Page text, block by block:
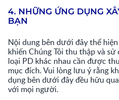
4. NHỮNG ỨNG DỤNG
BẠN
Nội dung bên dưới đây thể
khiến Chúng Tôi thu thập và
loại PD khác nhau cần được
mục đích. Vui lòng lưu ý rằng
dụng bên dưới đây đều hữu
với mọi người.